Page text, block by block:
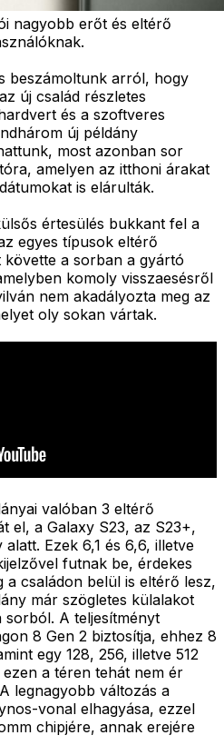
nagyobb erőt és eltérő
beszámoltunk arról, hogy
az új család részletes
és a szoftveres
új példány
most azonban sor
amelyen az itthoni árakat
is elárulták.
értesülés bukkant fel a
egyes típusok eltérő
a sorban a gyártó
komoly visszaesésről
nem akadályozta meg az
oly sokan vártak.
valóban 3 eltérő
el, a Galaxy S23, az S23+,
Ezek 6,1 és 6,6, illetve
futnak be, érdekes
a családon belül is eltérő lesz,
már szögletes külalakot
sorból. A teljesítményt
8 Gen 2 biztosítja, ehhez 8
egy 128, 256, illetve 512
a téren tehát nem ér
legnagyobb változás a
vonal elhagyása, ezzel
chipjére, annak erejére